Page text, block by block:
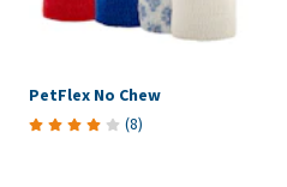
PetFlex No Chew
(8)